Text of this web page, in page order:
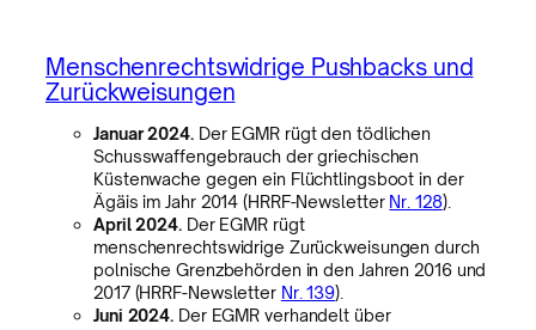
Menschenrechtswidrige Pushbacks und
Zurückweisungen
Januar 2024.Der EGMR rügt den tödlichen
Schusswaffengebrauch der griechischen
Küstenwache gegen ein Flüchtlingsboot in der
Ägäis im Jahr 2014 (HRRF-Newsletter Nr. 128).
April 2024.Der EGMR rügt
menschenrechtswidrige Zurückweisungen durch
polnische Grenzbehörden in den Jahren 2016 und
2017 (HRRF-Newsletter Nr. 139).
Juni 2024. Der EGMR verhandelt über